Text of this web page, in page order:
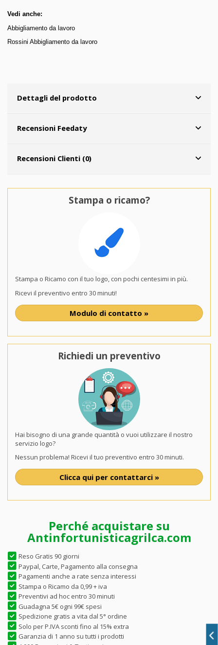
Vedi anche:
Abbigliamento da lavoro
Rossini Abbigliamento da lavoro
Dettagli del prodotto
Recensioni Feedaty
Recensioni Clienti (0)
Stampa o ricamo?
Stampa o Ricamo con il tuo logo, con pochi centesimi in più.
Ricevi il preventivo entro 30 minuti!
Modulo di contatto »
Richiedi un preventivo
Hai bisogno di una grande quantità o vuoi utilizzare il nostro
servizio logo?
Nessun problema! Ricevi il tuo preventivo entro 30 minuti.
Clicca qui per contattarci »
Perché acquistare su
Antinfortunisticagrilca.com
Reso Gratis 90 giorni
Paypal, Carte, Pagamento alla consegna
Pagamenti anche a rate senza interessi
Stampa o Ricamo da 0,99 + iva
Preventivi ad hoc entro 30 minuti
Guadagna 5€ ogni 99€ spesi
Spedizione gratis a vita dal 5° ordine
Solo per P.IVA sconti fino al 15% extra
Garanzia di 1 anno su tutti i prodotti